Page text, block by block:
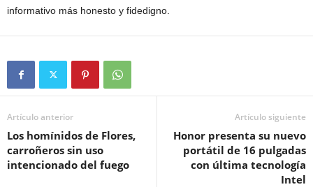
informativo más honesto y fidedigno.
Artículo anterior
Los homínidos de Flores,
carroñeros sin uso
intencionado del fuego
Artículo siguiente
Honor presenta su nuevo
portátil de 16 pulgadas
con última tecnología
Intel